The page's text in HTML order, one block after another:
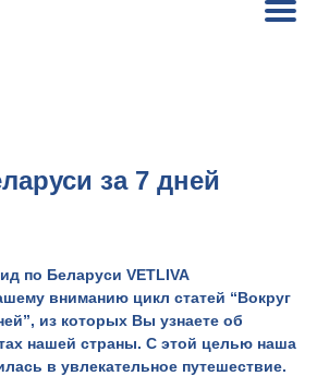
за 7 дней
по Беларуси VETLIVA
вниманию цикл статей “Вокруг
”, из которых Вы узнаете об
нашей страны. С этой целью наша
в увлекательное путешествие.